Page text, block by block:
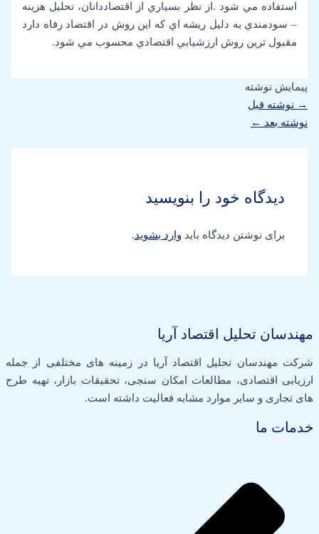
استفاده مي شود .از نظر بسياري از اقتصاددانان، تحليل هزينه
– سودمندي به دليل ريشه اي كه اين روش در اقتصاد رفاه دارد
مقبول ترين روش ارزشيابي اقتصادي محسوب مي شود.
پیمایش نوشته
→ نوشته قبل
نوشته بعد ←
دیدگاه‌ خود را بنویسید
برای نوشتن دیدگاه باید وارد بشوید.
مهندسان تحلیل اقتصاد آریا
شرکت مهندسان تحلیل اقتصاد آریا در زمینه های مختلفی از جمله
ارزیابی اقتصادی، مطالعات امکان سنجی، تحقیقات بازار، تهیه طرح
های تجاری و سایر موارد مشابه فعالیت داشته است.
خدمات ما